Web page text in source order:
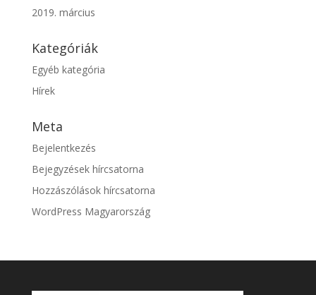
2019. március
Kategóriák
Egyéb kategória
Hírek
Meta
Bejelentkezés
Bejegyzések hírcsatorna
Hozzászólások hírcsatorna
WordPress Magyarország